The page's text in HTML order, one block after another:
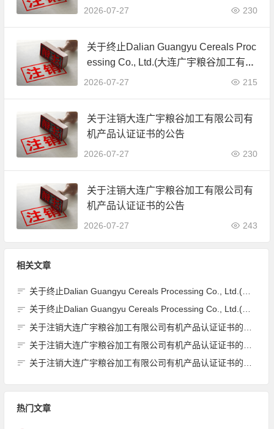
公司)JAS有机产品认证证书的公告
2026-07-27 230
关于终止Dalian Guangyu Cereals Proc
essing Co., Ltd.(大连广宇粮谷加工有限
公司)JAS有机产品认证证书的公告
2026-07-27 215
关于注销大连广宇粮谷加工有限公司有
机产品认证证书的公告
2026-07-27 230
关于注销大连广宇粮谷加工有限公司有
机产品认证证书的公告
2026-07-27 243
相关文章
关于终止Dalian Guangyu Cereals Processing Co., Ltd.(大连广宇粮谷加工有限公司)JAS有机产品认证证书的公告
关于终止Dalian Guangyu Cereals Processing Co., Ltd.(大连广宇粮谷加工有限公司)JAS有机产品认证证书的公告
关于注销大连广宇粮谷加工有限公司有机产品认证证书的公告
关于注销大连广宇粮谷加工有限公司有机产品认证证书的公告
关于注销大连广宇粮谷加工有限公司有机产品认证证书的公告
热门文章